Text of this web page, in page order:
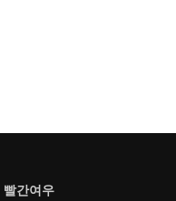
빨간여우